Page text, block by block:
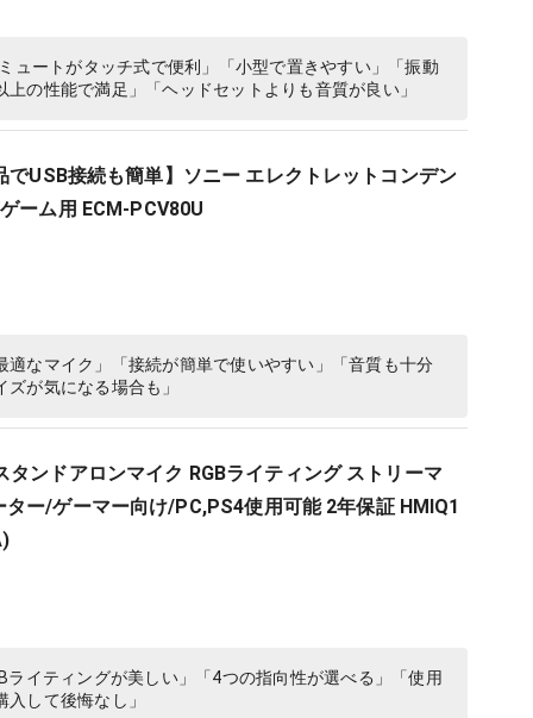
ュートがタッチ式で便利」「小型で置きやすい」「振動
の性能で満足」「ヘッドセットよりも音質が良い」
でUSB接続も簡単】ソニー エレクトレットコンデン
ーム用 ECM-PCV80U
適なマイク」「接続が簡単で使いやすい」「音質も十分
が気になる場合も」
ンドアロンマイク RGBライティング ストリーマ
ー/ゲーマー向け/PC,PS4使用可能 2年保証 HMIQ1
ライティングが美しい」「4つの指向性が選べる」「使用
して後悔なし」